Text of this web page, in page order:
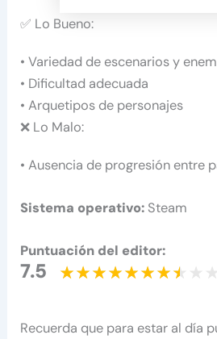
✅ Lo Bueno:
• Variedad de escenarios y
• Dificultad adecuada
• Arquetipos de personajes
❌ Lo Malo:
• Ausencia de progresión entre
Sistema operativo: Steam
Puntuación del editor:
7.5
Recuerda que para estar al día